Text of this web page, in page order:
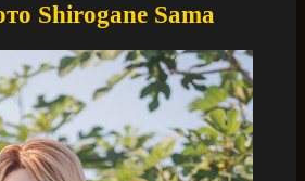
Shirogane Sama